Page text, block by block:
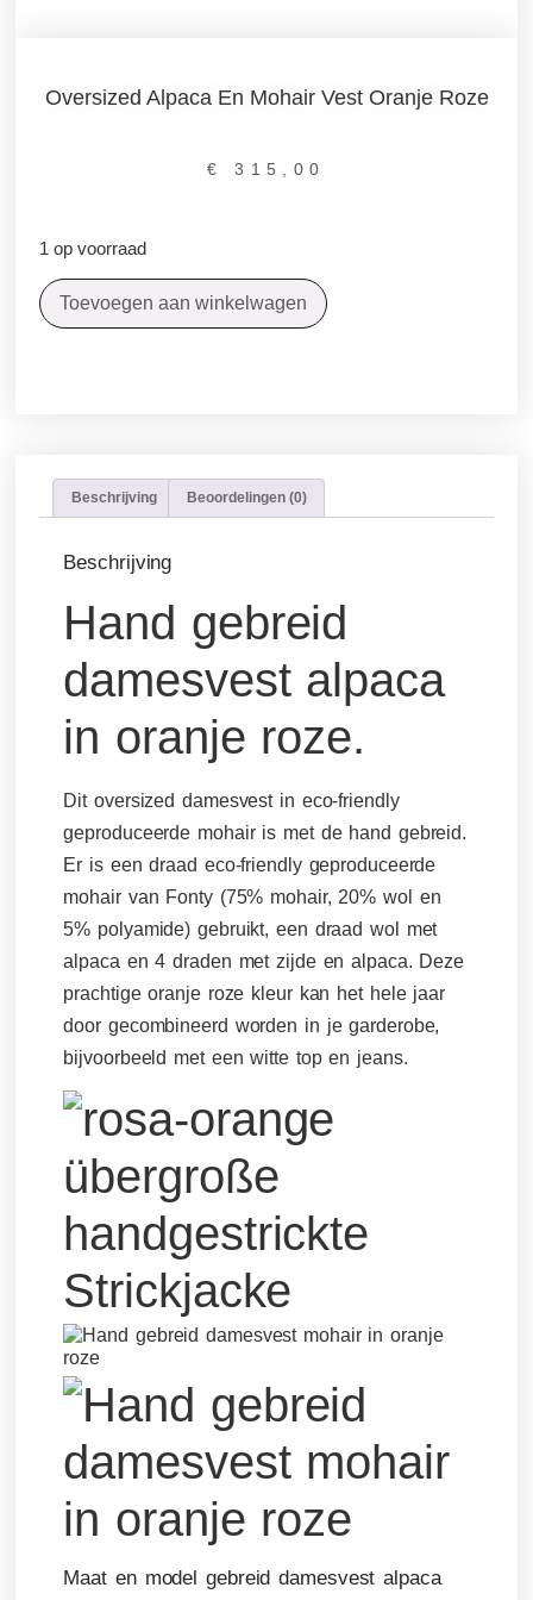
Oversized Alpaca En Mohair Vest Oranje Roze
€ 315,00
1 op voorraad
Toevoegen aan winkelwagen
Beschrijving Beoordelingen (0)
Beschrijving
Hand gebreid
damesvest alpaca
in oranje roze.
Dit oversized damesvest in eco-friendly
geproduceerde mohair is met de hand gebreid.
Er is een draad eco-friendly geproduceerde
mohair van Fonty (75% mohair, 20% wol en
5% polyamide) gebruikt, een draad wol met
alpaca en 4 draden met zijde en alpaca. Deze
prachtige oranje roze kleur kan het hele jaar
door gecombineerd worden in je garderobe,
bijvoorbeeld met een witte top en jeans.
Maat en model gebreid damesvest alpaca